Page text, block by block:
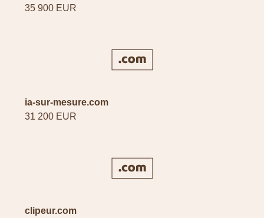
35 900 EUR
ia-sur-mesure.com
31 200 EUR
clipeur.com